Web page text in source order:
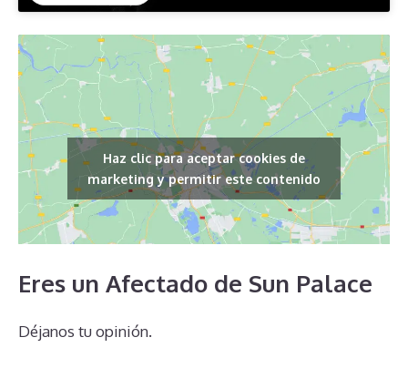
Haz clic para aceptar cookies de
marketing y permitir este contenido
Eres un Afectado de Sun Palace
Déjanos tu opinión.